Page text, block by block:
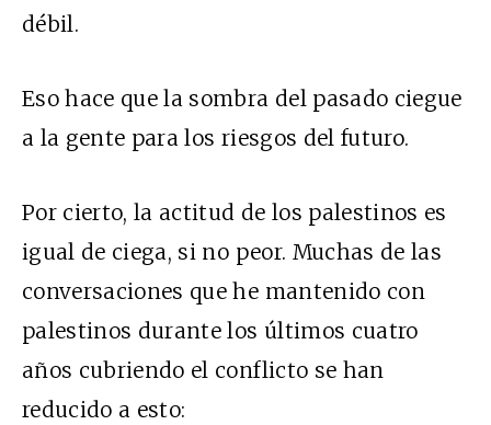
débil.
Eso hace que la sombra del pasado ciegue
a la gente para los riesgos del futuro.
Por cierto, la actitud de los palestinos es
igual de ciega, si no peor. Muchas de las
conversaciones que he mantenido con
palestinos durante los últimos cuatro
años cubriendo el conflicto se han
reducido a esto: